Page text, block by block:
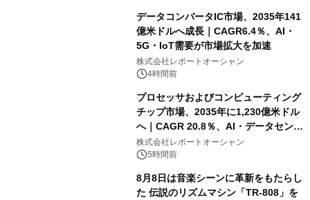
データコンバータIC市場、2035年141
億米ドルへ成長｜CAGR6.4％、AI・
5G・IoT需要が市場拡大を加速
株式会社レポートオーシャン
4時間前
プロセッサおよびコンピューティング
チップ市場、2035年に1,230億米ドル
へ｜CAGR 20.8％、AI・データセンタ
ー需要が成長を牽引
株式会社レポートオーシャン
5時間前
8月8日は音楽シーンに革新をもたらし
た 伝説のリズムマシン「TR-808」を